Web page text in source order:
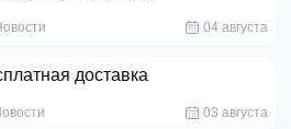
04 августа
доставка
03 августа